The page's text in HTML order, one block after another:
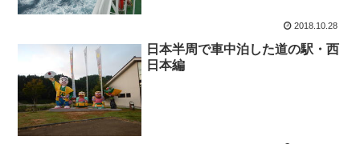
2018.10.28
日本半周で車中泊した道の駅・西
日本編